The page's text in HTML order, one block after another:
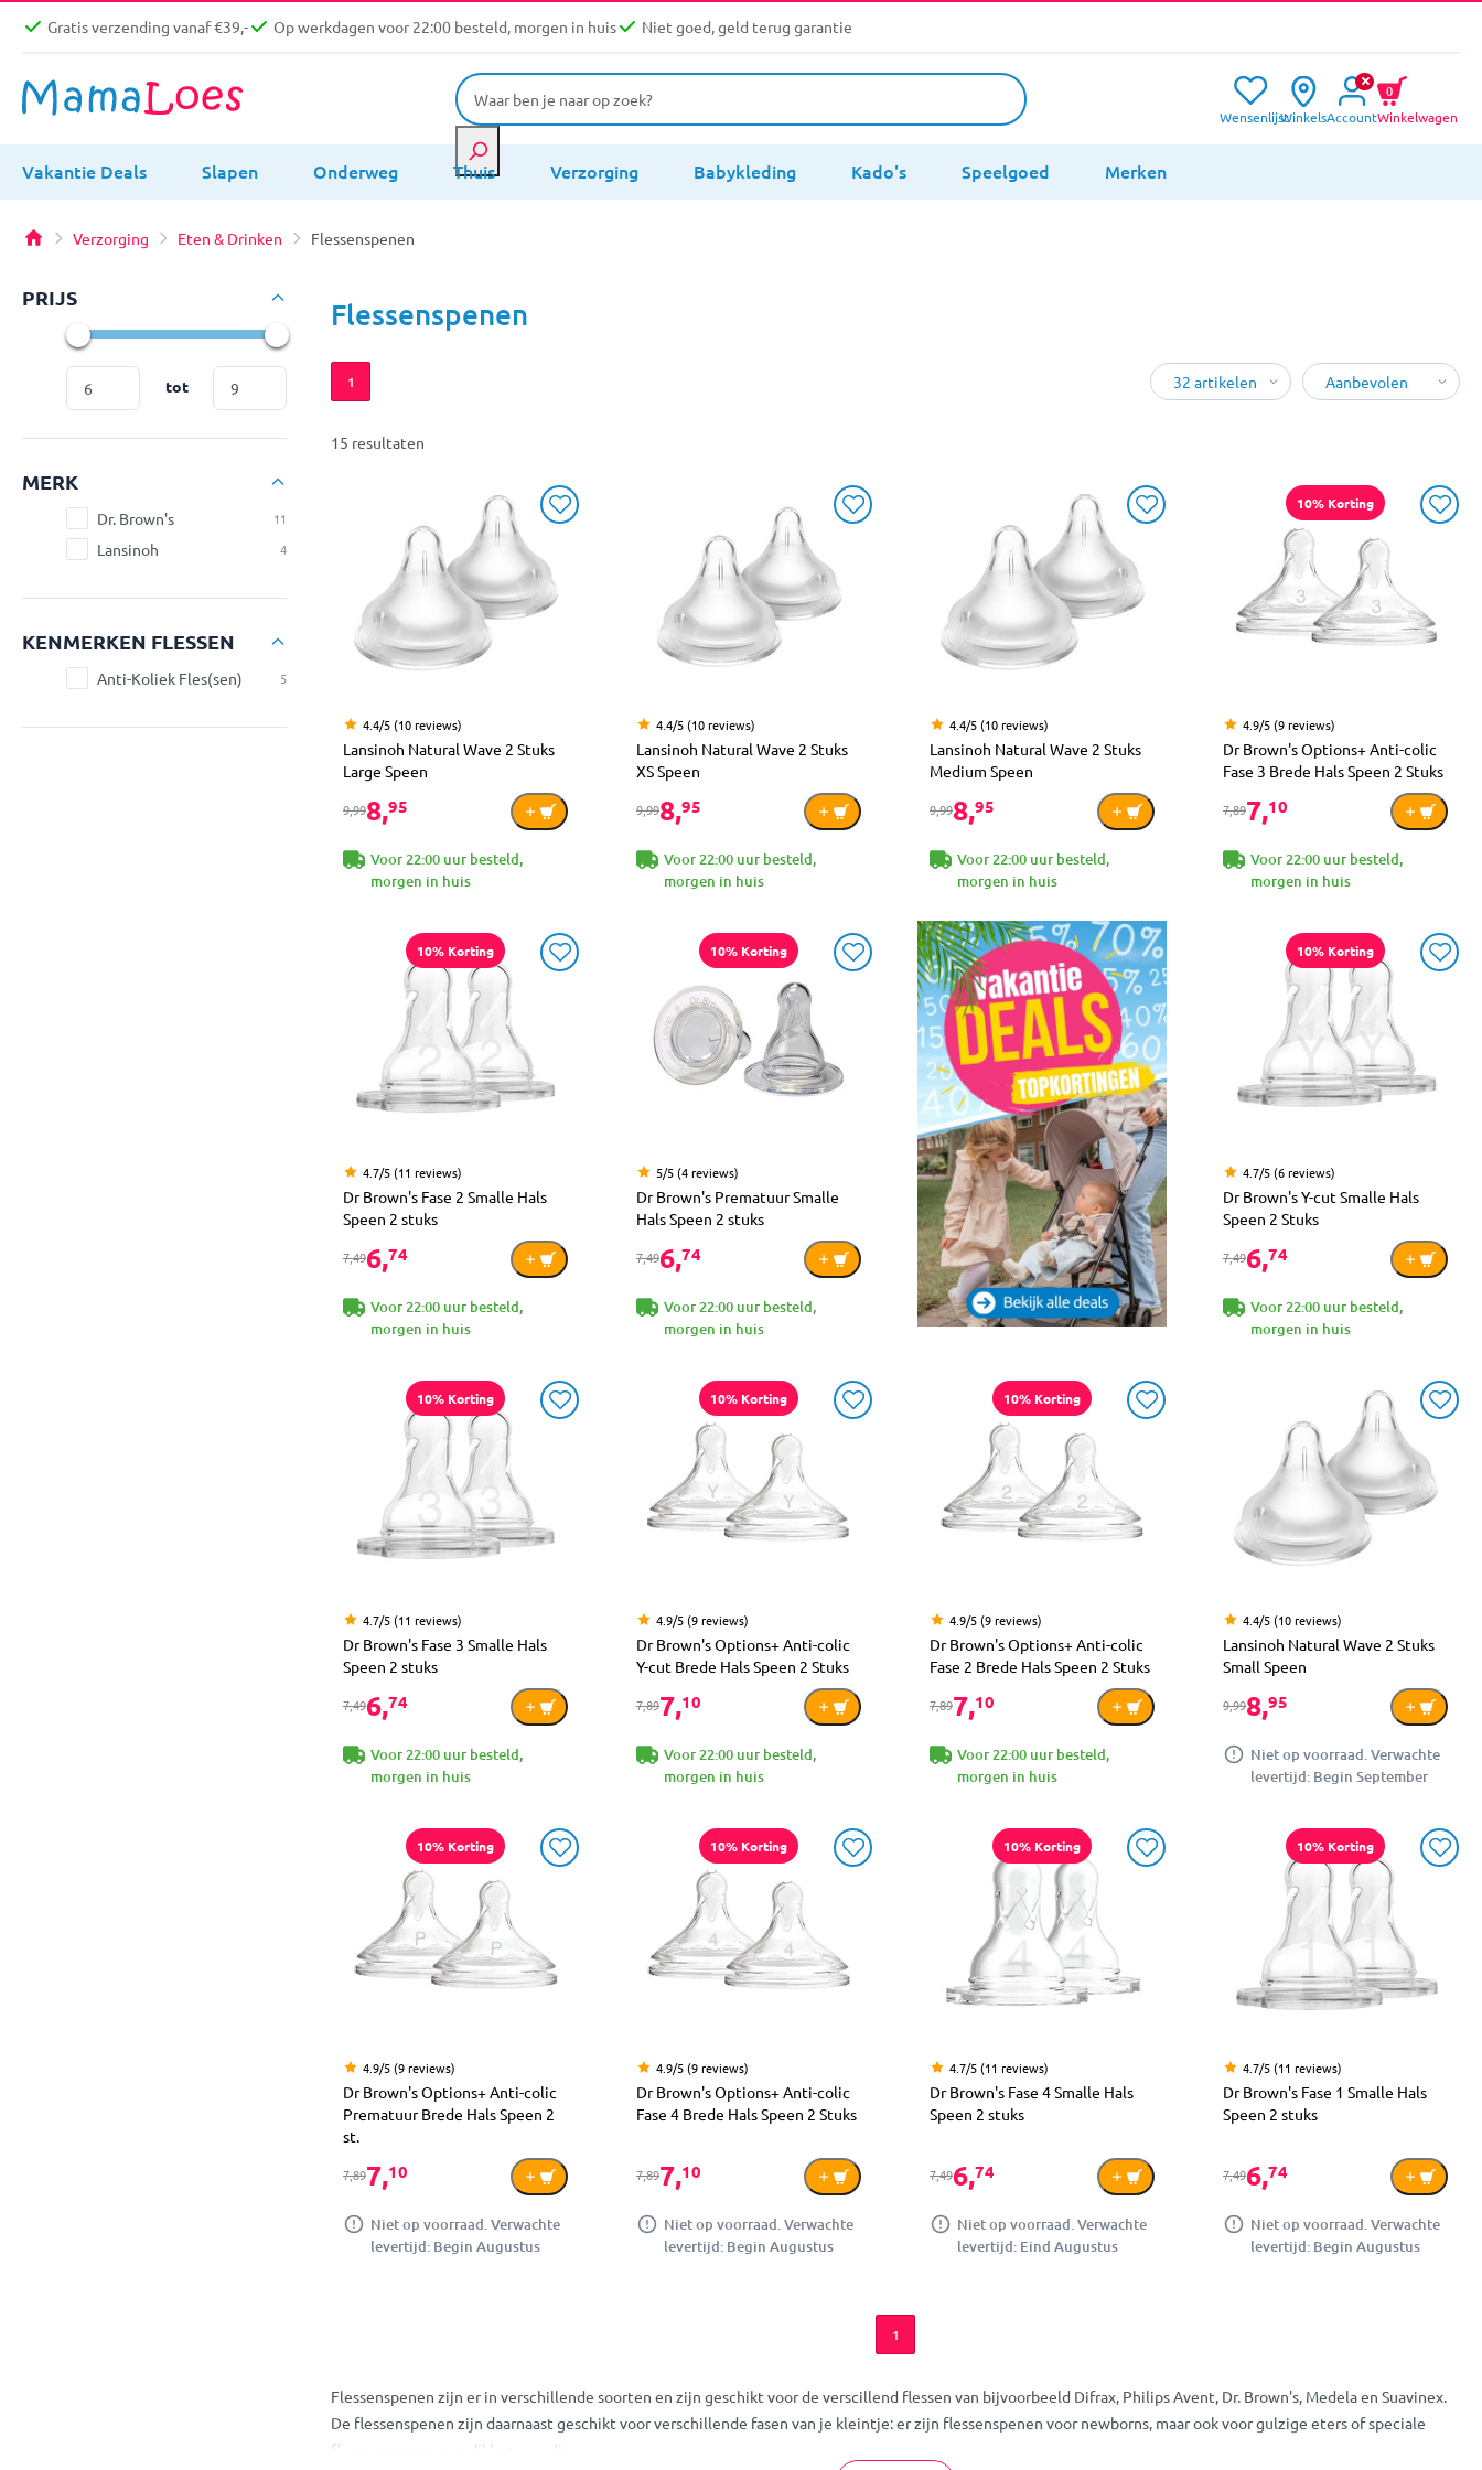
Gratis verzending vanaf €39,- Op werkdagen voor 22:00 besteld, morgen in huis Niet goed, geld terug garantie
WensenlijstWinkelsAccountWinkelwagen
0
Vakantie Deals Slapen Onderweg Thuis Verzorging Babykleding Kado's Speelgoed Merken
Verzorging Eten & Drinken Flessenspenen
PRIJS
tot
MERK
Dr. Brown's 11
Lansinoh 4
KENMERKEN FLESSEN
Anti-Koliek Fles(sen) 5
Flessenspenen
1
15 resultaten
4.4/5 (10 reviews)
Lansinoh Natural Wave 2 Stuks
Large Speen
9,998,95
Voor 22:00 uur besteld,
morgen in huis
4.4/5 (10 reviews)
Lansinoh Natural Wave 2 Stuks
XS Speen
9,998,95
Voor 22:00 uur besteld,
morgen in huis
4.4/5 (10 reviews)
Lansinoh Natural Wave 2 Stuks
Medium Speen
9,998,95
Voor 22:00 uur besteld,
morgen in huis
10% Korting
4.9/5 (9 reviews)
Dr Brown's Options+ Anti-colic
Fase 3 Brede Hals Speen 2 Stuks
7,897,10
Voor 22:00 uur besteld,
morgen in huis
10% Korting
4.7/5 (11 reviews)
Dr Brown's Fase 2 Smalle Hals
Speen 2 stuks
7,496,74
Voor 22:00 uur besteld,
morgen in huis
10% Korting
5/5 (4 reviews)
Dr Brown's Prematuur Smalle
Hals Speen 2 stuks
7,496,74
Voor 22:00 uur besteld,
morgen in huis
10% Korting
4.7/5 (6 reviews)
Dr Brown's Y-cut Smalle Hals
Speen 2 Stuks
7,496,74
Voor 22:00 uur besteld,
morgen in huis
10% Korting
4.7/5 (11 reviews)
Dr Brown's Fase 3 Smalle Hals
Speen 2 stuks
7,496,74
Voor 22:00 uur besteld,
morgen in huis
10% Korting
4.9/5 (9 reviews)
Dr Brown's Options+ Anti-colic
Y-cut Brede Hals Speen 2 Stuks
7,897,10
Voor 22:00 uur besteld,
morgen in huis
10% Korting
4.9/5 (9 reviews)
Dr Brown's Options+ Anti-colic
Fase 2 Brede Hals Speen 2 Stuks
7,897,10
Voor 22:00 uur besteld,
morgen in huis
4.4/5 (10 reviews)
Lansinoh Natural Wave 2 Stuks
Small Speen
9,998,95
Niet op voorraad. Verwachte
levertijd: Begin September
10% Korting
4.9/5 (9 reviews)
Dr Brown's Options+ Anti-colic
Prematuur Brede Hals Speen 2
st.
7,897,10
Niet op voorraad. Verwachte
levertijd: Begin Augustus
10% Korting
4.9/5 (9 reviews)
Dr Brown's Options+ Anti-colic
Fase 4 Brede Hals Speen 2 Stuks
7,897,10
Niet op voorraad. Verwachte
levertijd: Begin Augustus
10% Korting
4.7/5 (11 reviews)
Dr Brown's Fase 4 Smalle Hals
Speen 2 stuks
7,496,74
Niet op voorraad. Verwachte
levertijd: Eind Augustus
10% Korting
4.7/5 (11 reviews)
Dr Brown's Fase 1 Smalle Hals
Speen 2 stuks
7,496,74
Niet op voorraad. Verwachte
levertijd: Begin Augustus
1
Flessenspenen zijn er in verschillende soorten en zijn geschikt voor de verscillend flessen van bijvoorbeeld Difrax, Philips Avent, Dr. Brown's, Medela en Suavinex.
De flessenspenen zijn daarnaast geschikt voor verschillende fasen van je kleintje: er zijn flessenspenen voor newborns, maar ook voor gulzige eters of speciale
flessenspenen voor dikkere voeding.